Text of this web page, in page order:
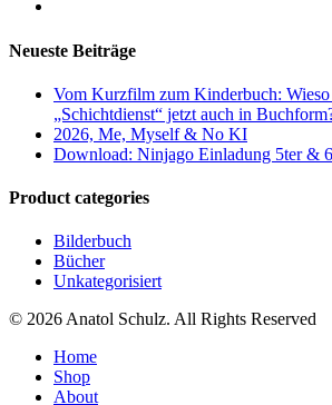
Neueste Beiträge
Vom Kurzfilm zum Kinderbuch: Wieso
„Schichtdienst“ jetzt auch in
2026, Me, Myself & No KI
Download: Ninjago Einladung 5ter &
Product categories
Bilderbuch
Bücher
Unkategorisiert
© 2026 Anatol Schulz. All Rights Reserved
Home
Shop
About